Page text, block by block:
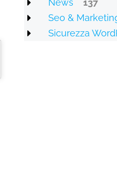
News
137
Seo &
Sicurezza